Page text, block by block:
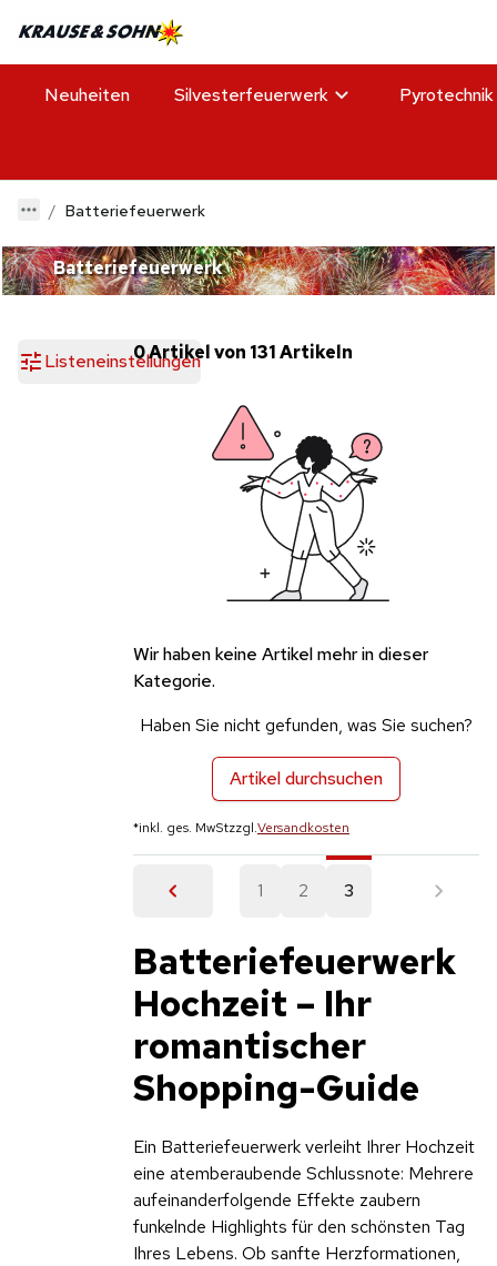
Neuheiten Silvesterfeuerwerk Pyrotechnik
Batteriefeuerwerk
Batteriefeuerwerk
Listeneinstellungen0 Artikel von 131 Artikeln
Wir haben keine Artikel mehr in dieser
Kategorie.
Haben Sie nicht gefunden, was Sie suchen?
Artikel durchsuchen
*inkl. ges. MwStzzgl.Versandkosten
1 2 3
Batteriefeuerwerk
Hochzeit – Ihr
romantischer
Shopping-Guide
Ein Batteriefeuerwerk verleiht Ihrer Hochzeit
eine atemberaubende Schlussnote: Mehrere
aufeinanderfolgende Effekte zaubern
funkelnde Highlights für den schönsten Tag
Ihres Lebens. Ob sanfte Herzformationen,